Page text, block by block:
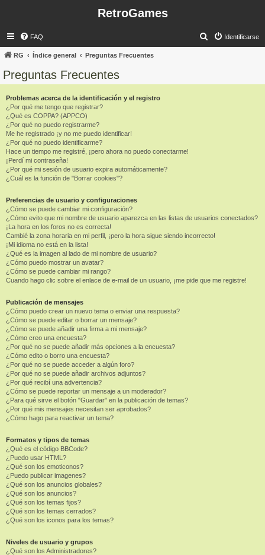
RetroGames
FAQ Identificarse
RG Índice general Preguntas Frecuentes
Preguntas Frecuentes
Problemas acerca de la identificación y el registro
¿Por qué me tengo que registrar?
¿Qué es COPPA? (APPCO)
¿Por qué no puedo registrarme?
Me he registrado ¡y no me puedo identificar!
¿Por qué no puedo identificarme?
Hace un tiempo me registré, ¡pero ahora no puedo conectarme!
¡Perdí mi contraseña!
¿Por qué mi sesión de usuario expira automáticamente?
¿Cuál es la función de "Borrar cookies"?
Preferencias de usuario y configuraciones
¿Cómo se puede cambiar mi configuración?
¿Cómo evito que mi nombre de usuario aparezca en las listas de usuarios conectados?
¡La hora en los foros no es correcta!
Cambié la zona horaria en mi perfil, ¡pero la hora sigue siendo incorrecto!
¡Mi idioma no está en la lista!
¿Qué es la imagen al lado de mi nombre de usuario?
¿Cómo puedo mostrar un avatar?
¿Cómo se puede cambiar mi rango?
Cuando hago clic sobre el enlace de e-mail de un usuario, ¡me pide que me registre!
Publicación de mensajes
¿Cómo puedo crear un nuevo tema o enviar una respuesta?
¿Cómo se puede editar o borrar un mensaje?
¿Cómo se puede añadir una firma a mi mensaje?
¿Cómo creo una encuesta?
¿Por qué no se puede añadir más opciones a la encuesta?
¿Cómo edito o borro una encuesta?
¿Por qué no se puede acceder a algún foro?
¿Por qué no se puede añadir archivos adjuntos?
¿Por qué recibí una advertencia?
¿Cómo se puede reportar un mensaje a un moderador?
¿Para qué sirve el botón "Guardar" en la publicación de temas?
¿Por qué mis mensajes necesitan ser aprobados?
¿Cómo hago para reactivar un tema?
Formatos y tipos de temas
¿Qué es el código BBCode?
¿Puedo usar HTML?
¿Qué son los emoticonos?
¿Puedo publicar imagenes?
¿Qué son los anuncios globales?
¿Qué son los anuncios?
¿Qué son los temas fijos?
¿Qué son los temas cerrados?
¿Qué son los iconos para los temas?
Niveles de usuario y grupos
¿Qué son los Administradores?